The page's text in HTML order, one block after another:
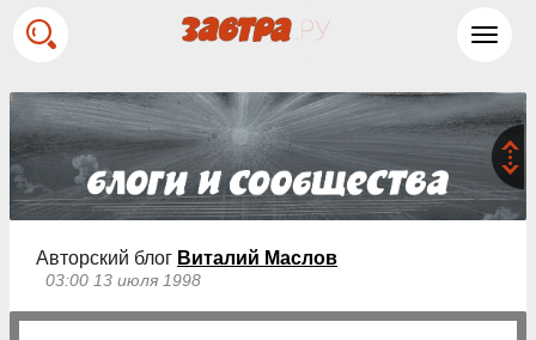
Авторский блог Виталий Маслов
03:00 13 июля 1998